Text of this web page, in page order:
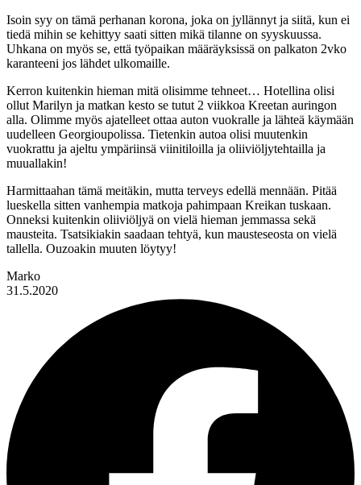
Isoin syy on tämä perhanan korona, joka on jyllännyt ja siitä, kun ei
tiedä mihin se kehittyy saati sitten mikä tilanne on syyskuussa.
Uhkana on myös se, että työpaikan määräyksissä on palkaton 2vko
karanteeni jos lähdet ulkomaille.
Kerron kuitenkin hieman mitä olisimme tehneet… Hotellina olisi
ollut Marilyn ja matkan kesto se tutut 2 viikkoa Kreetan auringon
alla. Olimme myös ajatelleet ottaa auton vuokralle ja lähteä käymään
uudelleen Georgioupolissa. Tietenkin autoa olisi muutenkin
vuokrattu ja ajeltu ympäriinsä viinitiloilla ja oliiviöljytehtailla ja
muuallakin!
Harmittaahan tämä meitäkin, mutta terveys edellä mennään. Pitää
lueskella sitten vanhempia matkoja pahimpaan Kreikan tuskaan.
Onneksi kuitenkin oliiviöljyä on vielä hieman jemmassa sekä
mausteita. Tsatsikiakin saadaan tehtyä, kun mausteseosta on vielä
tallella. Ouzoakin muuten löytyy!
Marko
31.5.2020